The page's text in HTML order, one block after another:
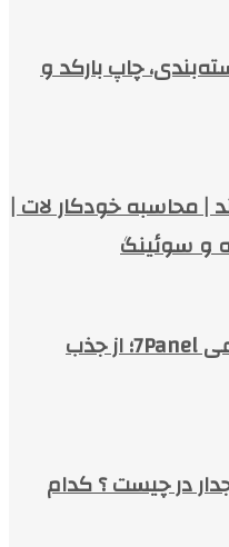
چاپ بارکد و
| محاسبه خودکار لات |
و سوئینگ
خدمات شبکه‌های اجتماعی 7Panel؛ از جذب
در چیست ؟ کدام